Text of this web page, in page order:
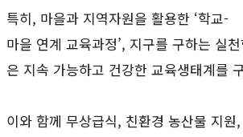
특히, 마을과 지역자원을 활용한 ‘학교-
마을 연계 교육과정’, 지구를 구하는 실
은 지속 가능하고 건강한 교육생태계를
이와 함께 무상급식, 친환경 농산물 지